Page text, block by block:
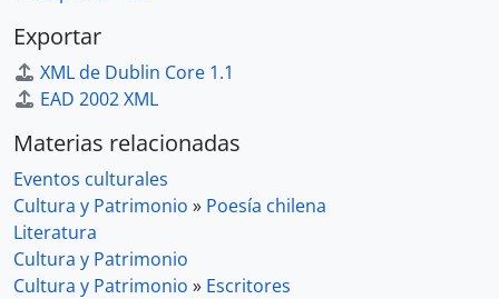
Exportar
XML de Dublin Core 1.1
EAD 2002 XML
Materias relacionadas
Eventos culturales
Cultura y Patrimonio » Poesía chilena
Literatura
Cultura y Patrimonio
Cultura y Patrimonio » Escritores